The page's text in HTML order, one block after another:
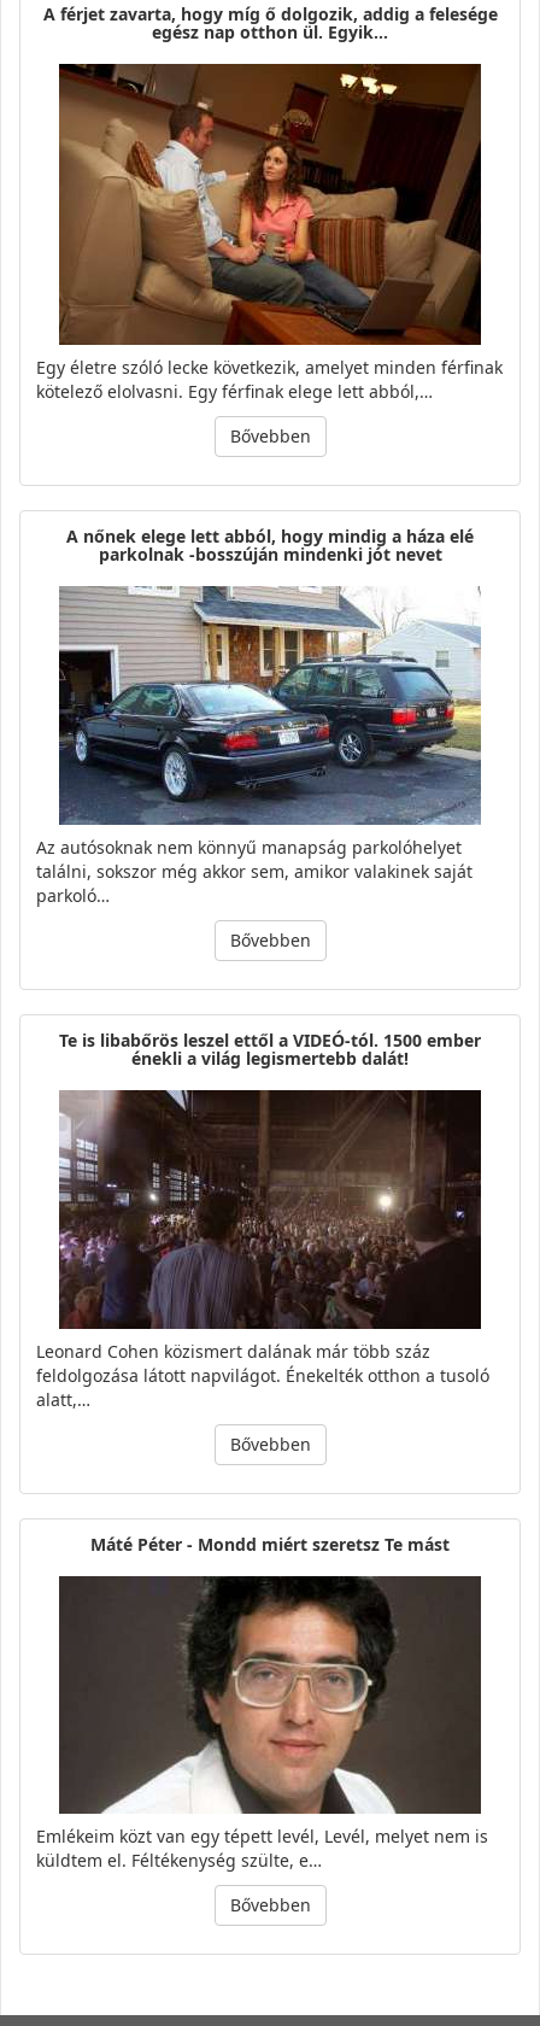
A férjet zavarta, hogy míg ő dolgozik, addig a felesége
egész nap otthon ül. Egyik…
Egy életre szóló lecke következik, amelyet minden férfinak
kötelező elolvasni. Egy férfinak elege lett abból,…
Bővebben
A nőnek elege lett abból, hogy mindig a háza elé
parkolnak -bosszúján mindenki jót nevet
Az autósoknak nem könnyű manapság parkolóhelyet
találni, sokszor még akkor sem, amikor valakinek saját
parkoló…
Bővebben
Te is libabőrös leszel ettől a VIDEÓ-tól. 1500 ember
énekli a világ legismertebb dalát!
Leonard Cohen közismert dalának már több száz
feldolgozása látott napvilágot. Énekelték otthon a tusoló
alatt,…
Bővebben
Máté Péter - Mondd miért szeretsz Te mást
Emlékeim közt van egy tépett levél, Levél, melyet nem is
küldtem el. Féltékenység szülte, e…
Bővebben